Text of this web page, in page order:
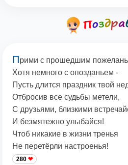
Прими с прошедшим
Хотя немного с опозданьем -
Пусть длится праздник твой
Отбросив все судьбы метели,
С друзьями, близкими
И безмятежно улыбайся!
Чтоб никакие в жизни тренья
Не перетёрли настроенья!
280